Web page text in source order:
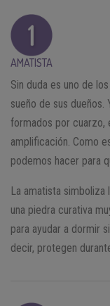
AMATISTA
Sin duda es uno de
sueño de sus
formados por cuarzo,
amplificación. Como
podemos hacer para
La amatista simboliza
una piedra curativa
para ayudar a dormir
decir, protegen